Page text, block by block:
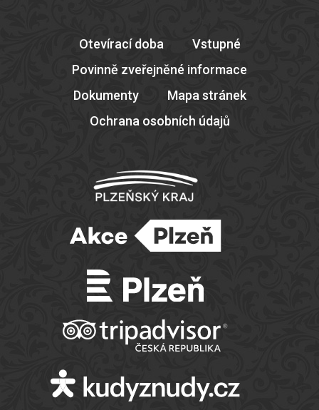
Otevírací doba
Vstupné
Povinně zveřejněné informace
Dokumenty
Mapa stránek
Ochrana osobních údajů